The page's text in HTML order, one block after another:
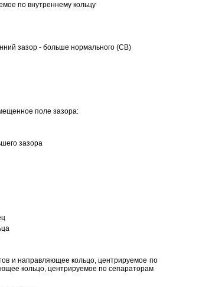
по внутреннему кольцу
зазор - больше нормального (CB)
поле зазора:
зазора
и направляющее кольцо, центрируемое по
кольцо, центрируемое по сепараторам